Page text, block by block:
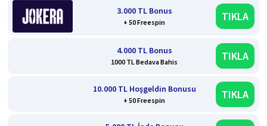
3.000 TL Bonus
+ 50 Freespin TIKLA
4.000 TL Bonus
1000 TL Bedava Bahis TIKLA
10.000 TL Hoşgeldin Bonusu
+ 50 Freespin TIKLA